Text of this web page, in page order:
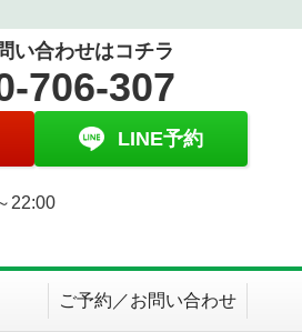
い合わせはコチラ
706-307
LINE予約
22:00
ご予約／お問い合わせ